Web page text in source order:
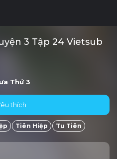
3 Tập 24 Vietsub
Thứ 3
thích
Tiên Hiệp Tu Tiên